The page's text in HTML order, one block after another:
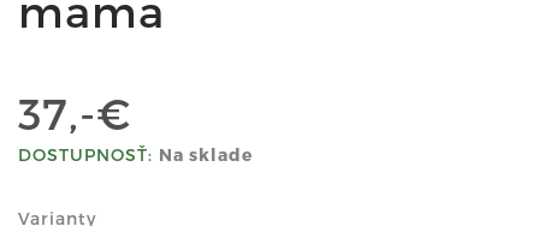
37,-€
DOSTUPNOSŤ: Na sklade
Varianty